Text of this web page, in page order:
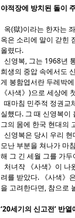
야적장에 방치된 돌이
옥(獄)이라는 한자는
옥은 소리에 말이 갇힌
올렸다.
신영복, 그는 1968년
희생의 중압 속에서도
게 봉함엽서란 두레박
《사색》)으로 세상에
때마침 민주적 정권교
실했다. 그 때 신영복이
그의 몸에 한국 현대의
신영복은 당시 우리 현
모난 부분을 쳐나가 마
해 그 긴 세월 그를 가
처녀작 《사색》이 나
려를 받았다. 《사색》
을 고려한다면, 참으로
‘20세기의 신고전’ 반열